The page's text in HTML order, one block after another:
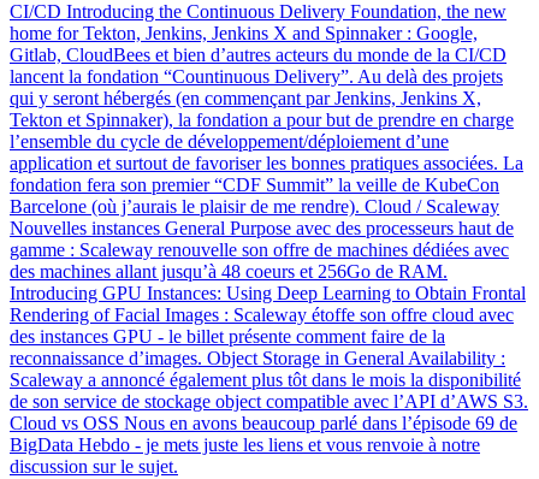
CI/CD Introducing the Continuous Delivery Foundation, the new
home for Tekton, Jenkins, Jenkins X and Spinnaker : Google,
Gitlab, CloudBees et bien d’autres acteurs du monde de la CI/CD
lancent la fondation “Countinuous Delivery”. Au delà des projets
qui y seront hébergés (en commençant par Jenkins, Jenkins X,
Tekton et Spinnaker), la fondation a pour but de prendre en charge
l’ensemble du cycle de développement/déploiement d’une
application et surtout de favoriser les bonnes pratiques associées. La
fondation fera son premier “CDF Summit” la veille de KubeCon
Barcelone (où j’aurais le plaisir de me rendre). Cloud / Scaleway
Nouvelles instances General Purpose avec des processeurs haut de
gamme : Scaleway renouvelle son offre de machines dédiées avec
des machines allant jusqu’à 48 coeurs et 256Go de RAM.
Introducing GPU Instances: Using Deep Learning to Obtain Frontal
Rendering of Facial Images : Scaleway étoffe son offre cloud avec
des instances GPU - le billet présente comment faire de la
reconnaissance d’images. Object Storage in General Availability :
Scaleway a annoncé également plus tôt dans le mois la disponibilité
de son service de stockage object compatible avec l’API d’AWS S3.
Cloud vs OSS Nous en avons beaucoup parlé dans l’épisode 69 de
BigData Hebdo - je mets juste les liens et vous renvoie à notre
discussion sur le sujet.